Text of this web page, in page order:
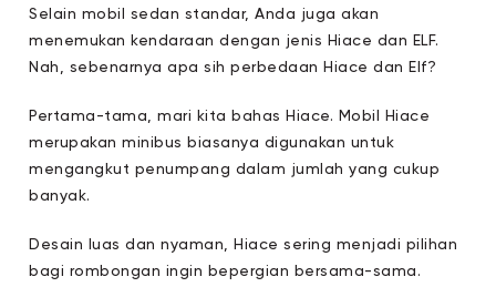
Selain mobil sedan standar, Anda juga akan
menemukan kendaraan dengan jenis Hiace dan ELF.
Nah, sebenarnya apa sih perbedaan Hiace dan Elf?
Pertama-tama, mari kita bahas Hiace. Mobil Hiace
merupakan minibus biasanya digunakan untuk
mengangkut penumpang dalam jumlah yang cukup
banyak.
Desain luas dan nyaman, Hiace sering menjadi pilihan
bagi rombongan ingin bepergian bersama-sama.